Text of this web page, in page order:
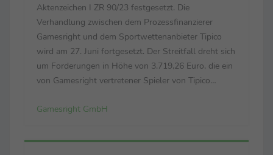
Aktenzeichen I ZR 90/23 festgesetzt. Die
Verhandlung zwischen dem Prozessfinanzierer
Gamesright und dem Sportwettenanbieter Tipico
wird am 27. Juni fortgesetzt. Der Streitfall dreht sich
um Forderungen in Höhe von 3.719,26 Euro, die ein
von Gamesright vertretener Spieler von Tipico
zwischen den Jahren 2013 und 2018 beim Anbieter
Gamesright GmbH